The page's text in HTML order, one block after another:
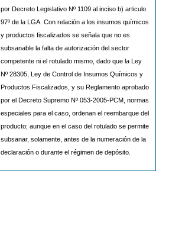
por Decreto Legislativo Nº 1109 al inciso b) articulo
97º de la LGA. Con relación a los insumos químicos
y productos fiscalizados se señala que no es
subsanable la falta de autorización del sector
competente ni el rotulado mismo, dado que la Ley
Nº 28305, Ley de Control de Insumos Químicos y
Productos Fiscalizados, y su Reglamento aprobado
por el Decreto Supremo Nº 053-2005-PCM, normas
especiales para el caso, ordenan el reembarque del
producto; aunque en el caso del rotulado se permite
subsanar, solamente, antes de la numeración de la
declaración o durante el régimen de depósito.